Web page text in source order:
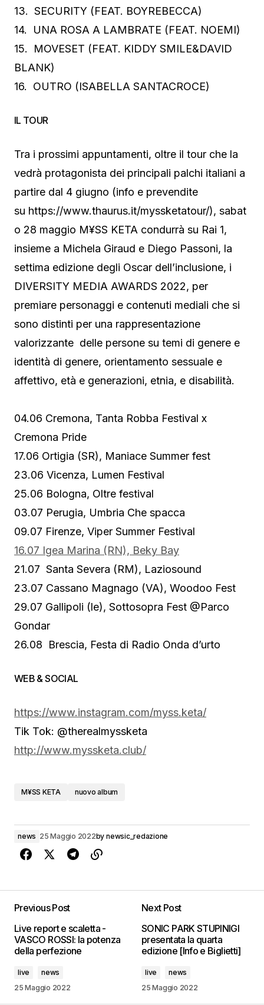
13. SECURITY (FEAT. BOYREBECCA)
14. UNA ROSA A LAMBRATE (FEAT. NOEMI)
15. MOVESET (FEAT. KIDDY SMILE&DAVID
BLANK)
16. OUTRO (ISABELLA SANTACROCE)
IL TOUR
Tra i prossimi appuntamenti, oltre il tour che la
vedrà protagonista dei principali palchi italiani a
partire dal 4 giugno (info e prevendite
su https://www.thaurus.it/myssketatour/), sabat
o 28 maggio M¥SS KETA condurrà su Rai 1,
insieme a Michela Giraud e Diego Passoni, la
settima edizione degli Oscar dell’inclusione, i
DIVERSITY MEDIA AWARDS 2022, per
premiare personaggi e contenuti mediali che si
sono distinti per una rappresentazione
valorizzante delle persone su temi di genere e
identità di genere, orientamento sessuale e
affettivo, età e generazioni, etnia, e disabilità.
04.06 Cremona, Tanta Robba Festival x
Cremona Pride
17.06 Ortigia (SR), Maniace Summer fest
23.06 Vicenza, Lumen Festival
25.06 Bologna, Oltre festival
03.07 Perugia, Umbria Che spacca
09.07 Firenze, Viper Summer Festival
16.07 Igea Marina (RN), Beky Bay
21.07 Santa Severa (RM), Laziosound
23.07 Cassano Magnago (VA), Woodoo Fest
29.07 Gallipoli (le), Sottosopra Fest @Parco
Gondar
26.08 Brescia, Festa di Radio Onda d’urto
WEB & SOCIAL
https://www.instagram.com/myss.keta/
Tik Tok: @therealmyssketa
http://www.myssketa.club/
M¥SS KETA nuovo album
news 25 Maggio 2022by newsic_redazione
Previous Post
Live report e scaletta -
VASCO ROSSI: la potenza
della perfezione
live
news
25 Maggio 2022
Next Post
SONIC PARK STUPINIGI
presentata la quarta
edizione [Info e Biglietti]
live
news
25 Maggio 2022